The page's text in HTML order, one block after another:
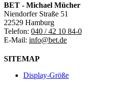
BET - Michael Mücher
Niendorfer Straße 51
22529 Hamburg
Telefon: 040 / 42 10 84-0
E-Mail: info@bet.de
SITEMAP
Display-Größe